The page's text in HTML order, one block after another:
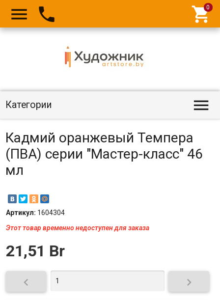
  
Категории 
Кадмий оранжевый Темпера
(ПВА) серии "Мастер-класс" 46
мл
Артикул: 1604304
Этот товар временно недоступен для заказа
21,51 Br
 